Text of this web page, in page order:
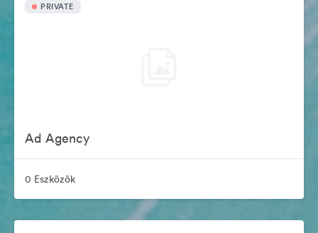
PRIVATE
Ad Agency
0 Eszközök